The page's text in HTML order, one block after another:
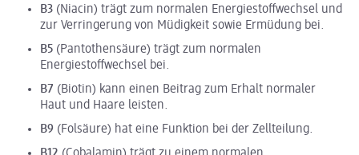
B3 (Niacin) trägt zum normalen Energiestoffwechsel und
zur Verringerung von Müdigkeit sowie Ermüdung bei.
B5 (Pantothensäure) trägt zum normalen
Energiestoffwechsel bei.
B7 (Biotin) kann einen Beitrag zum Erhalt normaler
Haut und Haare leisten.
B9 (Folsäure) hat eine Funktion bei der Zellteilung.